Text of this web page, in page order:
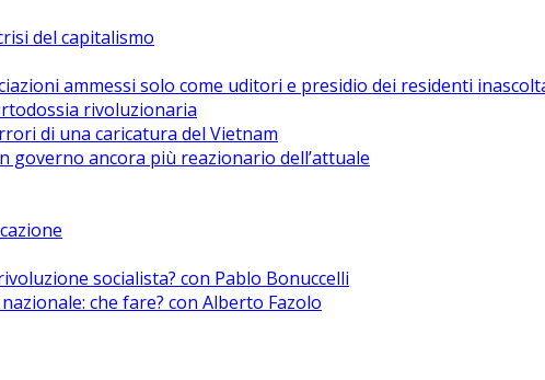
del capitalismo
ammessi solo come uditori e presidio dei residenti
rivoluzionaria
di una caricatura del Vietnam
governo ancora più reazionario dell’attuale
socialista? con Pablo Bonuccelli
che fare? con Alberto Fazolo